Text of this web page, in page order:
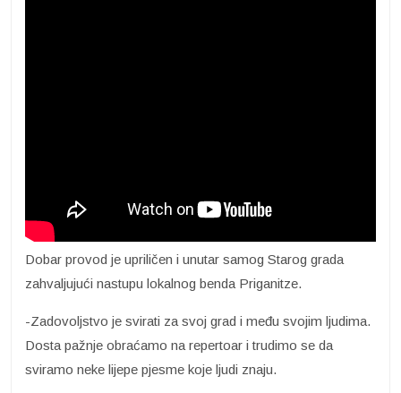
Dobar provod je upriličen i unutar samog Starog grada
zahvaljujući nastupu lokalnog benda Priganitze.
-Zadovoljstvo je svirati za svoj grad i među svojim ljudima.
Dosta pažnje obraćamo na repertoar i trudimo se da
sviramo neke lijepe pjesme koje ljudi znaju.